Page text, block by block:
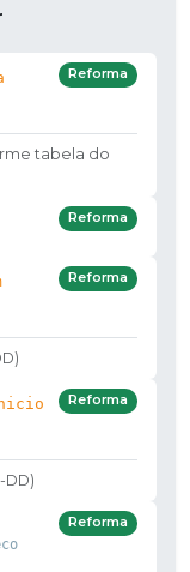
Reforma
tabela do
Reforma
Reforma
Reforma
DD)
Reforma